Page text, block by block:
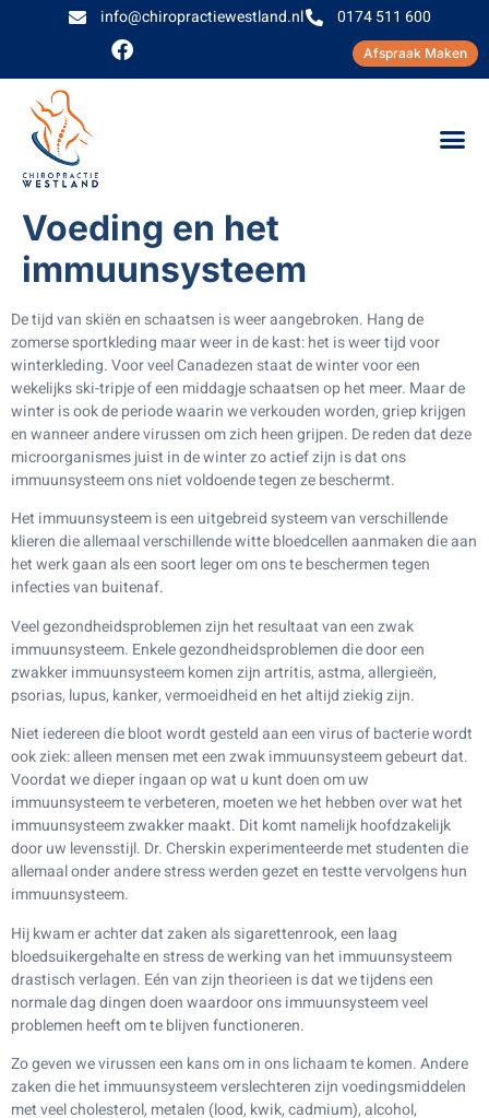
info@chiropractiewestland.nl 0174 511 600
Afspraak Maken
Voeding en het
immuunsysteem
De tijd van skiën en schaatsen is weer aangebroken. Hang de
zomerse sportkleding maar weer in de kast: het is weer tijd voor
winterkleding. Voor veel Canadezen staat de winter voor een
wekelijks ski-tripje of een middagje schaatsen op het meer. Maar de
winter is ook de periode waarin we verkouden worden, griep krijgen
en wanneer andere virussen om zich heen grijpen. De reden dat deze
microorganismes juist in de winter zo actief zijn is dat ons
immuunsysteem ons niet voldoende tegen ze beschermt.
Het immuunsysteem is een uitgebreid systeem van verschillende
klieren die allemaal verschillende witte bloedcellen aanmaken die aan
het werk gaan als een soort leger om ons te beschermen tegen
infecties van buitenaf.
Veel gezondheidsproblemen zijn het resultaat van een zwak
immuunsysteem. Enkele gezondheidsproblemen die door een
zwakker immuunsysteem komen zijn artritis, astma, allergieën,
psorias, lupus, kanker, vermoeidheid en het altijd ziekig zijn.
Niet iedereen die bloot wordt gesteld aan een virus of bacterie wordt
ook ziek: alleen mensen met een zwak immuunsysteem gebeurt dat.
Voordat we dieper ingaan op wat u kunt doen om uw
immuunsysteem te verbeteren, moeten we het hebben over wat het
immuunsysteem zwakker maakt. Dit komt namelijk hoofdzakelijk
door uw levensstijl. Dr. Cherskin experimenteerde met studenten die
allemaal onder andere stress werden gezet en testte vervolgens hun
immuunsysteem.
Hij kwam er achter dat zaken als sigarettenrook, een laag
bloedsuikergehalte en stress de werking van het immuunsysteem
drastisch verlagen. Eén van zijn theorieen is dat we tijdens een
normale dag dingen doen waardoor ons immuunsysteem veel
problemen heeft om te blijven functioneren.
Zo geven we virussen een kans om in ons lichaam te komen. Andere
zaken die het immuunsysteem verslechteren zijn voedingsmiddelen
met veel cholesterol, metalen (lood, kwik, cadmium), alcohol,